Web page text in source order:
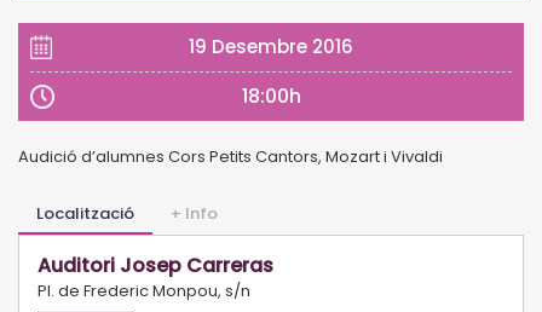
19 Desembre 2016
18:00h
Audició d’alumnes Cors Petits Cantors, Mozart i Vivaldi
Localització + Info
Auditori Josep Carreras
Pl. de Frederic Monpou, s/n